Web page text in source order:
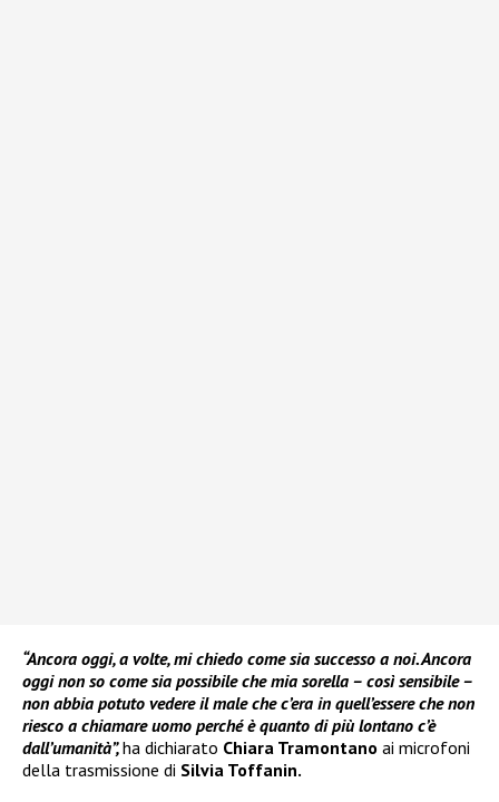
“Ancora oggi, a volte, mi chiedo come sia successo a noi. Ancora
oggi non so come sia possibile che mia sorella – così sensibile –
non abbia potuto vedere il male che c’era in quell’essere che non
riesco a chiamare uomo perché è quanto di più lontano c’è
dall’umanità”,ha dichiarato Chiara Tramontano ai microfoni
della trasmissione di Silvia Toffanin.